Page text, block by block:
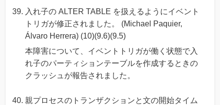
入れ子の ALTER TABLE を扱えるようにイベント
トリガが修正されました。 (Michael Paquier,
Álvaro Herrera) (10)(9.6)(9.5)
本障害について、イベントトリガが働く状態で入
れ子のパーティションテーブルを作成するときの
クラッシュが報告されました。
親プロセスのトランザクションと文の開始タイム